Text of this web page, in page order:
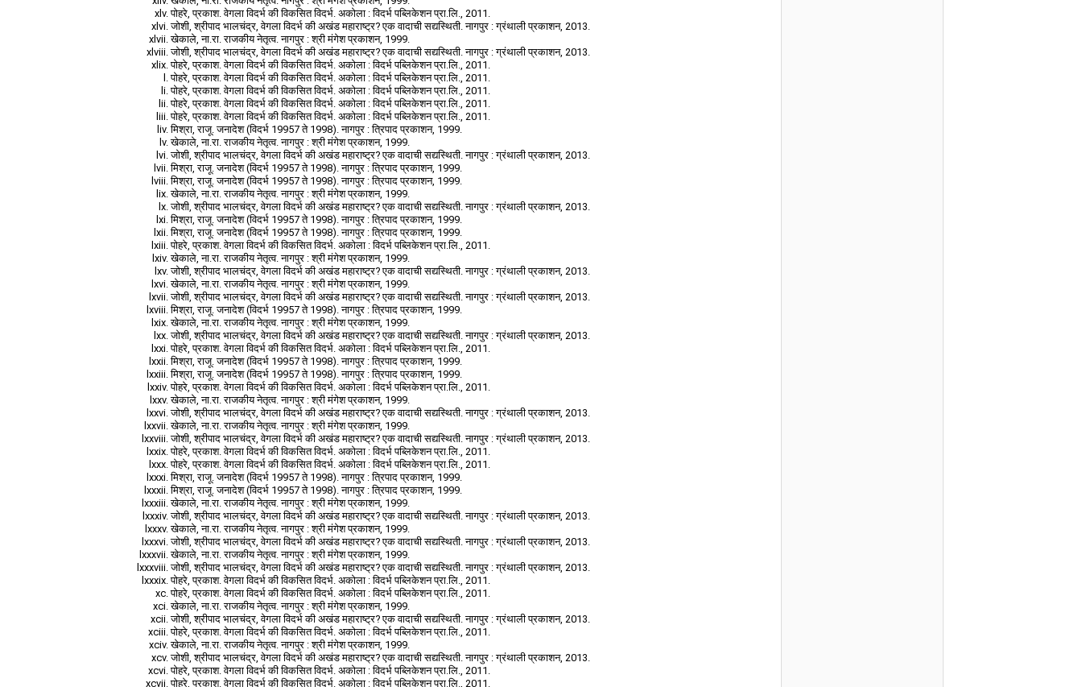
पोहरे, प्रकाश. वेगला विदर्भ की विकसित विदर्भ. अकोला : विदर्भ पब्लिकेशन प्रा.लि., 2011.
जोशी, श्रीपाद भालचंद्र, वेगला विदर्भ की अखंड महाराष्ट्र? एक वादाची सद्यस्थिती. नागपुर : ग्रंथाली प्रकाशन, 2013.
खेकाले, ना.रा. राजकीय नेतृत्व. नागपुर : श्री मंगेश प्रकाशन, 1999.
जोशी, श्रीपाद भालचंद्र, वेगला विदर्भ की अखंड महाराष्ट्र? एक वादाची सद्यस्थिती. नागपुर : ग्रंथाली प्रकाशन, 2013.
पोहरे, प्रकाश. वेगला विदर्भ की विकसित विदर्भ. अकोला : विदर्भ पब्लिकेशन प्रा.लि., 2011.
पोहरे, प्रकाश. वेगला विदर्भ की विकसित विदर्भ. अकोला : विदर्भ पब्लिकेशन प्रा.लि., 2011.
पोहरे, प्रकाश. वेगला विदर्भ की विकसित विदर्भ. अकोला : विदर्भ पब्लिकेशन प्रा.लि., 2011.
पोहरे, प्रकाश. वेगला विदर्भ की विकसित विदर्भ. अकोला : विदर्भ पब्लिकेशन प्रा.लि., 2011.
पोहरे, प्रकाश. वेगला विदर्भ की विकसित विदर्भ. अकोला : विदर्भ पब्लिकेशन प्रा.लि., 2011.
मिश्रा, राजू. जनादेश (विदर्भ 19957 ते 1998). नागपुर : त्रिपाद प्रकाशन, 1999.
खेकाले, ना.रा. राजकीय नेतृत्व. नागपुर : श्री मंगेश प्रकाशन, 1999.
जोशी, श्रीपाद भालचंद्र, वेगला विदर्भ की अखंड महाराष्ट्र? एक वादाची सद्यस्थिती. नागपुर : ग्रंथाली प्रकाशन, 2013.
मिश्रा, राजू. जनादेश (विदर्भ 19957 ते 1998). नागपुर : त्रिपाद प्रकाशन, 1999.
मिश्रा, राजू. जनादेश (विदर्भ 19957 ते 1998). नागपुर : त्रिपाद प्रकाशन, 1999.
खेकाले, ना.रा. राजकीय नेतृत्व. नागपुर : श्री मंगेश प्रकाशन, 1999.
जोशी, श्रीपाद भालचंद्र, वेगला विदर्भ की अखंड महाराष्ट्र? एक वादाची सद्यस्थिती. नागपुर : ग्रंथाली प्रकाशन, 2013.
मिश्रा, राजू. जनादेश (विदर्भ 19957 ते 1998). नागपुर : त्रिपाद प्रकाशन, 1999.
मिश्रा, राजू. जनादेश (विदर्भ 19957 ते 1998). नागपुर : त्रिपाद प्रकाशन, 1999.
पोहरे, प्रकाश. वेगला विदर्भ की विकसित विदर्भ. अकोला : विदर्भ पब्लिकेशन प्रा.लि., 2011.
खेकाले, ना.रा. राजकीय नेतृत्व. नागपुर : श्री मंगेश प्रकाशन, 1999.
जोशी, श्रीपाद भालचंद्र, वेगला विदर्भ की अखंड महाराष्ट्र? एक वादाची सद्यस्थिती. नागपुर : ग्रंथाली प्रकाशन, 2013.
खेकाले, ना.रा. राजकीय नेतृत्व. नागपुर : श्री मंगेश प्रकाशन, 1999.
जोशी, श्रीपाद भालचंद्र, वेगला विदर्भ की अखंड महाराष्ट्र? एक वादाची सद्यस्थिती. नागपुर : ग्रंथाली प्रकाशन, 2013.
मिश्रा, राजू. जनादेश (विदर्भ 19957 ते 1998). नागपुर : त्रिपाद प्रकाशन, 1999.
खेकाले, ना.रा. राजकीय नेतृत्व. नागपुर : श्री मंगेश प्रकाशन, 1999.
जोशी, श्रीपाद भालचंद्र, वेगला विदर्भ की अखंड महाराष्ट्र? एक वादाची सद्यस्थिती. नागपुर : ग्रंथाली प्रकाशन, 2013.
पोहरे, प्रकाश. वेगला विदर्भ की विकसित विदर्भ. अकोला : विदर्भ पब्लिकेशन प्रा.लि., 2011.
मिश्रा, राजू. जनादेश (विदर्भ 19957 ते 1998). नागपुर : त्रिपाद प्रकाशन, 1999.
मिश्रा, राजू. जनादेश (विदर्भ 19957 ते 1998). नागपुर : त्रिपाद प्रकाशन, 1999.
पोहरे, प्रकाश. वेगला विदर्भ की विकसित विदर्भ. अकोला : विदर्भ पब्लिकेशन प्रा.लि., 2011.
खेकाले, ना.रा. राजकीय नेतृत्व. नागपुर : श्री मंगेश प्रकाशन, 1999.
जोशी, श्रीपाद भालचंद्र, वेगला विदर्भ की अखंड महाराष्ट्र? एक वादाची सद्यस्थिती. नागपुर : ग्रंथाली प्रकाशन, 2013.
खेकाले, ना.रा. राजकीय नेतृत्व. नागपुर : श्री मंगेश प्रकाशन, 1999.
जोशी, श्रीपाद भालचंद्र, वेगला विदर्भ की अखंड महाराष्ट्र? एक वादाची सद्यस्थिती. नागपुर : ग्रंथाली प्रकाशन, 2013.
पोहरे, प्रकाश. वेगला विदर्भ की विकसित विदर्भ. अकोला : विदर्भ पब्लिकेशन प्रा.लि., 2011.
पोहरे, प्रकाश. वेगला विदर्भ की विकसित विदर्भ. अकोला : विदर्भ पब्लिकेशन प्रा.लि., 2011.
मिश्रा, राजू. जनादेश (विदर्भ 19957 ते 1998). नागपुर : त्रिपाद प्रकाशन, 1999.
मिश्रा, राजू. जनादेश (विदर्भ 19957 ते 1998). नागपुर : त्रिपाद प्रकाशन, 1999.
खेकाले, ना.रा. राजकीय नेतृत्व. नागपुर : श्री मंगेश प्रकाशन, 1999.
जोशी, श्रीपाद भालचंद्र, वेगला विदर्भ की अखंड महाराष्ट्र? एक वादाची सद्यस्थिती. नागपुर : ग्रंथाली प्रकाशन, 2013.
खेकाले, ना.रा. राजकीय नेतृत्व. नागपुर : श्री मंगेश प्रकाशन, 1999.
जोशी, श्रीपाद भालचंद्र, वेगला विदर्भ की अखंड महाराष्ट्र? एक वादाची सद्यस्थिती. नागपुर : ग्रंथाली प्रकाशन, 2013.
खेकाले, ना.रा. राजकीय नेतृत्व. नागपुर : श्री मंगेश प्रकाशन, 1999.
जोशी, श्रीपाद भालचंद्र, वेगला विदर्भ की अखंड महाराष्ट्र? एक वादाची सद्यस्थिती. नागपुर : ग्रंथाली प्रकाशन, 2013.
पोहरे, प्रकाश. वेगला विदर्भ की विकसित विदर्भ. अकोला : विदर्भ पब्लिकेशन प्रा.लि., 2011.
पोहरे, प्रकाश. वेगला विदर्भ की विकसित विदर्भ. अकोला : विदर्भ पब्लिकेशन प्रा.लि., 2011.
खेकाले, ना.रा. राजकीय नेतृत्व. नागपुर : श्री मंगेश प्रकाशन, 1999.
जोशी, श्रीपाद भालचंद्र, वेगला विदर्भ की अखंड महाराष्ट्र? एक वादाची सद्यस्थिती. नागपुर : ग्रंथाली प्रकाशन, 2013.
पोहरे, प्रकाश. वेगला विदर्भ की विकसित विदर्भ. अकोला : विदर्भ पब्लिकेशन प्रा.लि., 2011.
खेकाले, ना.रा. राजकीय नेतृत्व. नागपुर : श्री मंगेश प्रकाशन, 1999.
जोशी, श्रीपाद भालचंद्र, वेगला विदर्भ की अखंड महाराष्ट्र? एक वादाची सद्यस्थिती. नागपुर : ग्रंथाली प्रकाशन, 2013.
पोहरे, प्रकाश. वेगला विदर्भ की विकसित विदर्भ. अकोला : विदर्भ पब्लिकेशन प्रा.लि., 2011.
पोहरे, प्रकाश. वेगला विदर्भ की विकसित विदर्भ. अकोला : विदर्भ पब्लिकेशन प्रा.लि., 2011.